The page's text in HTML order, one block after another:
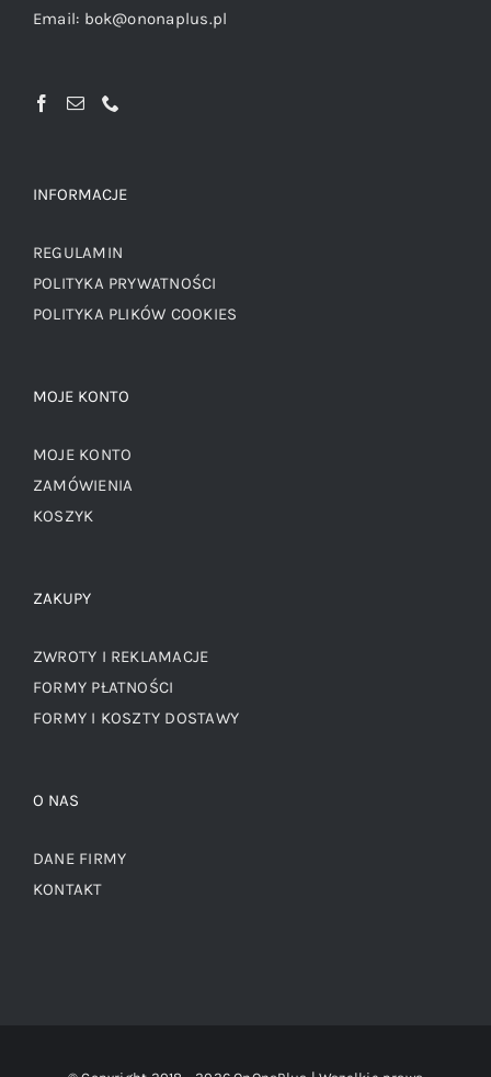
Email: bok@ononaplus.pl
INFORMACJE
REGULAMIN
POLITYKA PRYWATNOŚCI
POLITYKA PLIKÓW COOKIES
MOJE KONTO
MOJE KONTO
ZAMÓWIENIA
KOSZYK
ZAKUPY
ZWROTY I REKLAMACJE
FORMY PŁATNOŚCI
FORMY I KOSZTY DOSTAWY
O NAS
DANE FIRMY
KONTAKT